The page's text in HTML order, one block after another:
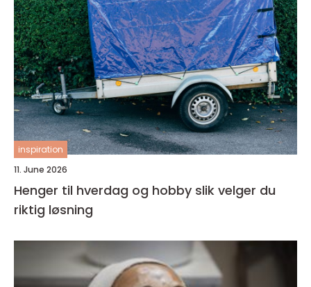
inspiration
11. June 2026
Henger til hverdag og hobby slik velger du
riktig løsning